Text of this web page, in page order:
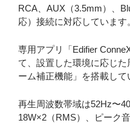
RCA、AUX（3.5mm）、
応）接続に対応しています
専用アプリ「Edifier
て、設置した環境に応じ
ーム補正機能」を搭載して
再生周波数帯域は52Hz〜
18W×2（RMS）、ピーク